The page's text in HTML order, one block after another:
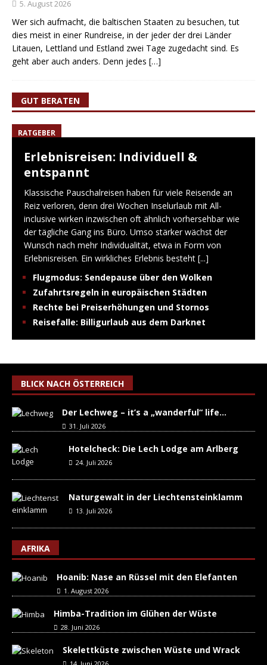
5. August 2026
Wer sich aufmacht, die baltischen Staaten zu besuchen, tut
dies meist in einer Rundreise, in der jeder der drei Länder
Litauen, Lettland und Estland zwei Tage zugedacht sind. Es
geht aber auch anders. Denn jedes […]
GUT BERATEN
RATGEBER
Erlebnisreisen: Individuell &
entspannt
Klassische Pauschalreisen haben für viele Reisende an
Reiz verloren, denn drei Wochen Inselurlaub mit All-
inclusive wirken inzwischen oft ähnlich vorhersehbar wie
der tägliche Gang ins Büro. Umso stärker wächst der
Wunsch nach mehr Individualität, etwa in Form von
Erlebnisreisen. Ein wirkliches Erlebnis besteht [...]
Flugmodus: Sendepause über den Wolken
Zufahrtsregeln in europäischen Städten
Rechte bei Preiserhöhungen und Stornos
Reisefalle: Billigurlaub aus dem Darknet
BLICK NACH ÖSTERREICH
Der Lechweg – it’s a „wanderful“ life…
31. Juli 2026
Hotelcheck: Die Lech Lodge am Arlberg
24. Juli 2026
Naturgewalt in der Liechtensteinklamm
13. Juli 2026
AFRIKA
Hoanib: Nase an Rüssel mit den Elefanten
1. August 2026
Himba-Tradition im Glühen der Wüste
28. Juni 2026
Skelettküste zwischen Wüste und Wrack